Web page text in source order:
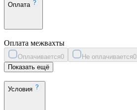
Оплата
Оплата межвахты
Оплачивается0 Не оплачивается0
Показать ещё
Условия